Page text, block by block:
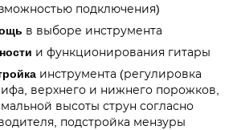
подключения)
в выборе инструмента
и функционирования гитары
инструмента (регулировка
верхнего и нижнего порожков,
высоты струн согласно
подстройка мензуры